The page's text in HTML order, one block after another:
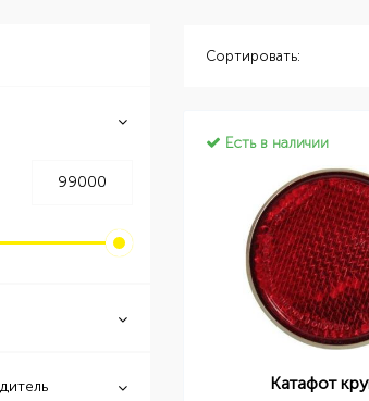
Сортировать:
Есть в наличии
Катафот